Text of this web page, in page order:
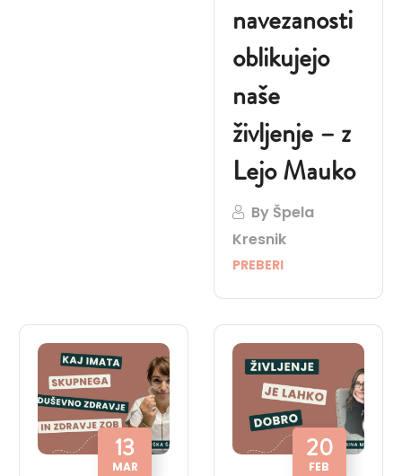
navezanosti
oblikujejo
naše
življenje – z
Lejo Mauko
By Špela
Kresnik
PREBERI
13
MAR
20
FEB